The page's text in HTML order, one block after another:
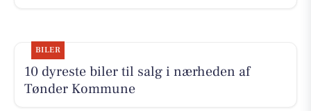
BILER
10 dyreste biler til salg i nærheden af
Tønder Kommune